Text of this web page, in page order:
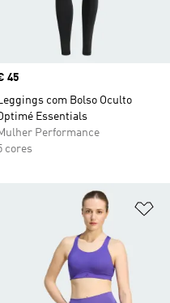
45
com Bolso Oculto
Essentials
Performance
cores
à Lista de Desejos